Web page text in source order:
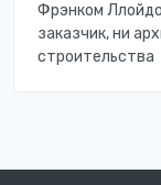
Фрэнком
заказчик, ни
строительства